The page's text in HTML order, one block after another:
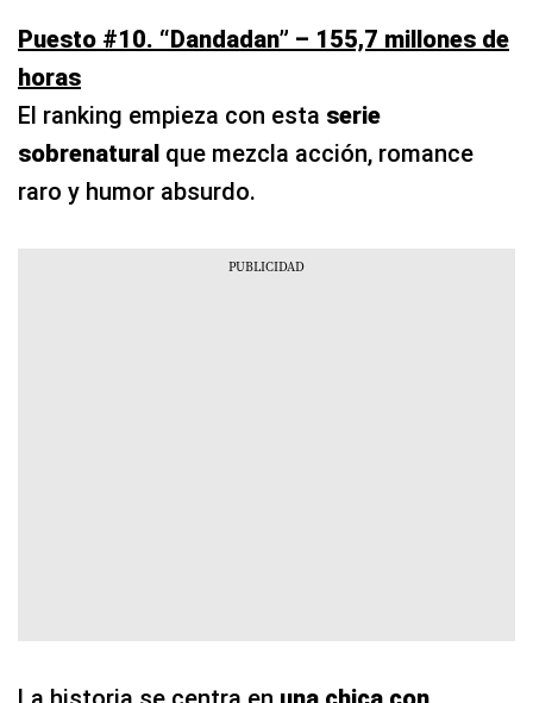
Puesto #10. “Dandadan” – 155,7 millones de
horas
El ranking empieza con esta serie
sobrenatural que mezcla acción, romance
raro y humor absurdo.